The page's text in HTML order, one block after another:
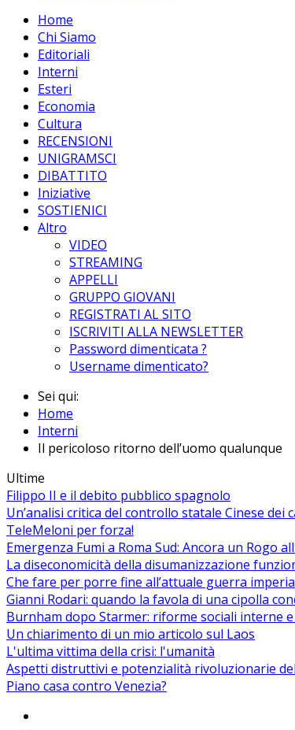
Home
Chi Siamo
Editoriali
Interni
Esteri
Economia
Cultura
RECENSIONI
UNIGRAMSCI
DIBATTITO
Iniziative
SOSTIENICI
Altro
VIDEO
STREAMING
APPELLI
GRUPPO GIOVANI
REGISTRATI AL SITO
ISCRIVITI ALLA NEWSLETTER
Password dimenticata ?
Username dimenticato?
Sei qui:
Home
Interni
Il pericoloso ritorno dell’uomo qualunque
Ultime
Filippo II e il debito pubblico spagnolo
Un’analisi critica del controllo statale Cinese dei
TeleMeloni per forza!
Emergenza Fumi a Roma Sud: Ancora un Rogo
La diseconomicità della disumanizzazione
Che fare per porre fine all’attuale guerra
Gianni Rodari: quando la favola di una cipolla
Burnham dopo Starmer: riforme sociali interne
Un chiarimento di un mio articolo sul Laos
L'ultima vittima della crisi: l'umanità
Aspetti distruttivi e potenzialità rivoluzionarie
Piano casa contro Venezia?